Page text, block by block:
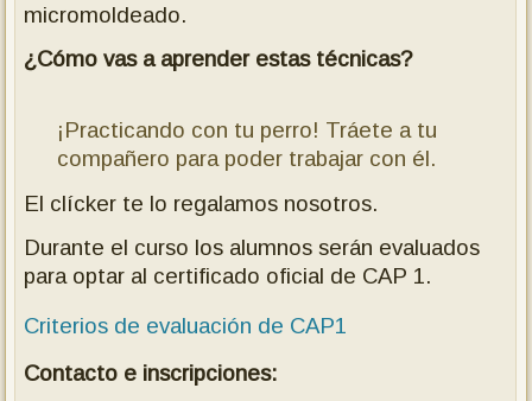
micromoldeado.
¿Cómo vas a aprender estas técnicas?
¡Practicando con tu perro! Tráete a tu
compañero para poder trabajar con él.
El clícker te lo regalamos nosotros.
Durante el curso los alumnos serán evaluados
para optar al certificado oficial de CAP 1.
Criterios de evaluación de CAP1
Contacto e inscripciones: